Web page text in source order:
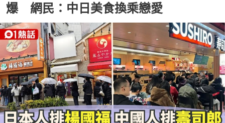
爆 網民：中日美食換乘戀愛